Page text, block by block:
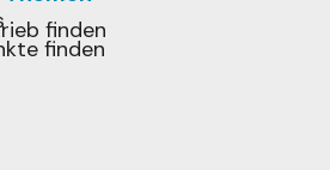
finden
finden